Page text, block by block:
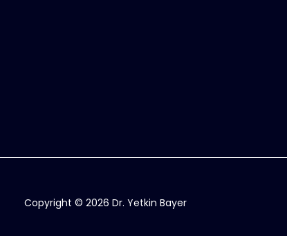
Copyright © 2026 Dr. Yetkin Bayer